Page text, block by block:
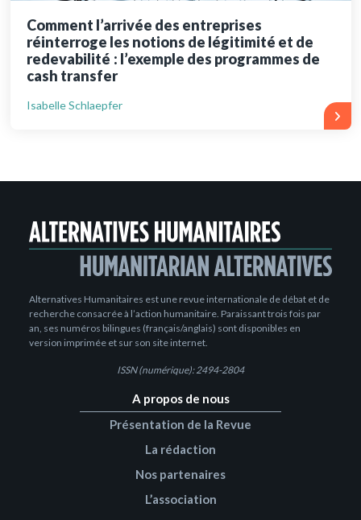
Comment l’arrivée des entreprises
réinterroge les notions de légitimité et de
redevabilité : l’exemple des programmes de
cash transfer
Isabelle Schlaepfer
Alternatives Humanitaires est une revue internationale de débat et de
recherche consacrée à l’action humanitaire. Paraissant trois fois par
an, ses numéros bilingues (français/anglais) sont disponibles en
version imprimée et sur son site internet.
ISSN (numérique): 2494-2804
A propos de nous
Présentation de la Revue
La rédaction
Nos partenaires
L’association